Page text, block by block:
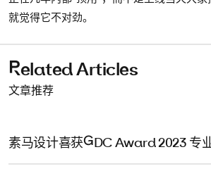
就觉得它不对劲。
Related Articles
文章推荐
素马设计喜获GDC Award 2023 专